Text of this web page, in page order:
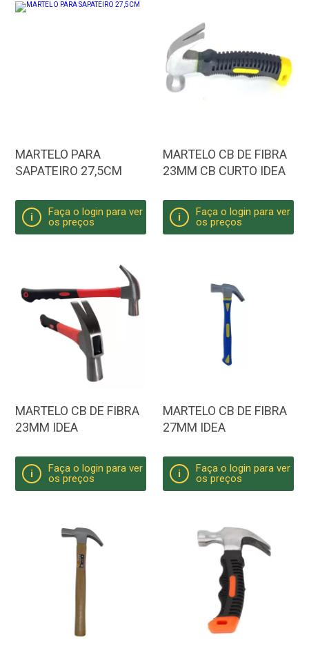
MARTELO PARA
SAPATEIRO 27,5CM
i
Faça o login para ver
os preços
MARTELO CB DE FIBRA
23MM CB CURTO IDEA
i
Faça o login para ver
os preços
MARTELO CB DE FIBRA
23MM IDEA
i
Faça o login para ver
os preços
MARTELO CB DE FIBRA
27MM IDEA
i
Faça o login para ver
os preços